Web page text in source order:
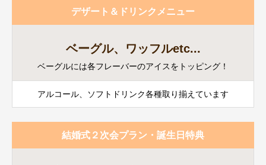
デザート＆ドリンクメニュー
ベーグル、ワッフルetc...
ベーグルには各フレーバーのアイスをトッピング！
アルコール、ソフトドリンク各種取り揃えています
結婚式２次会プラン・誕生日特典